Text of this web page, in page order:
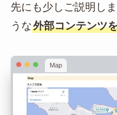
先にも少しご説明し
うな外部コンテンツ
Map